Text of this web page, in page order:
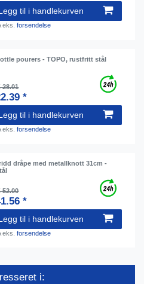
til i handlekurven
eks.forsendelse
pourers - TOPO, rustfritt stål
28.01
*
til i handlekurven
eks.forsendelse
dråpe med metallknott 31cm -
52.00
*
til i handlekurven
eks.forsendelse
i: